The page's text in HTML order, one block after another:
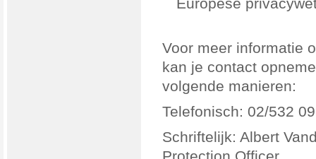
Voor meer informatie
kan je contact
volgende manieren:
Telefonisch: 02/532
Schriftelijk: Albert